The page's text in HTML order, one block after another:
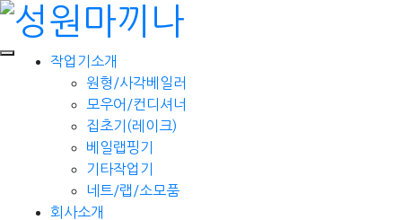
작업기소개
원형/사각베일러
모우어/컨디셔너
집초기(레이크)
베일랩핑기
기타작업기
네트/랩/소모품
회사소개